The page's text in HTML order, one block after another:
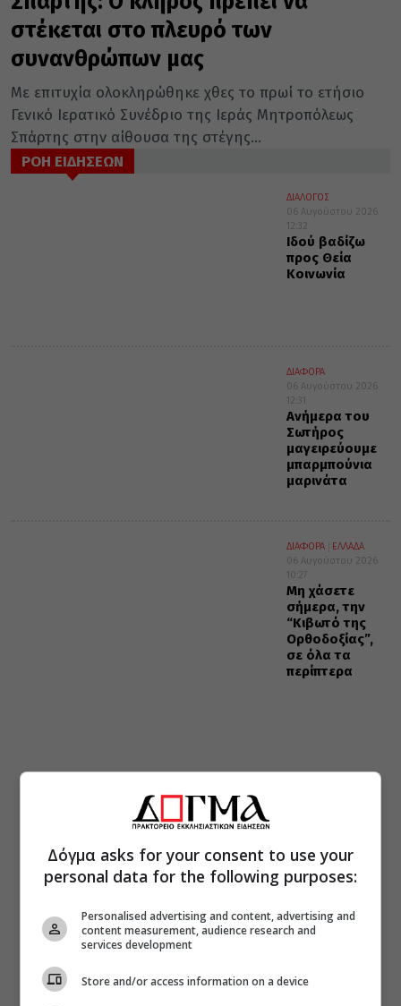
στέκεται στο πλευρό των
συνανθρώπων μας
Με επιτυχία ολοκληρώθηκε χθες το πρωί το ετήσιο
Γενικό Ιερατικό Συνέδριο της Ιεράς Μητροπόλεως
Σπάρτης στην αίθουσα της στέγης...
ΡΟΗ ΕΙΔΗΣΕΩΝ
ΔΙΑΛΟΓΟΣ
06 Αυγούστου 2026
12:32
Ιδού βαδίζω
προς Θεία
Κοινωνία
ΔΙΑΦΟΡΑ
06 Αυγούστου 2026
12:31
Ανήμερα του
Σωτήρος
μαγειρεύουμε
μπαρμπούνια
μαρινάτα
ΔΙΑΦΟΡΑ
ΕΛΛΑΔΑ
06 Αυγούστου 2026
10:27
Μη χάσετε
σήμερα, την
“Κιβωτό της
Ορθοδοξίας”,
σε όλα τα
περίπτερα
Δόγμα asks for your consent to use your
personal data for the following purposes:
Personalised advertising and content, advertising and
content measurement, audience research and
services development
Store and/or access information on a device